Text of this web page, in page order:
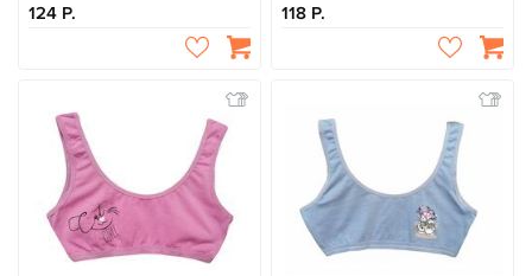
124 118